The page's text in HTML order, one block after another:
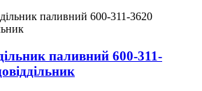
паливний 600-311-